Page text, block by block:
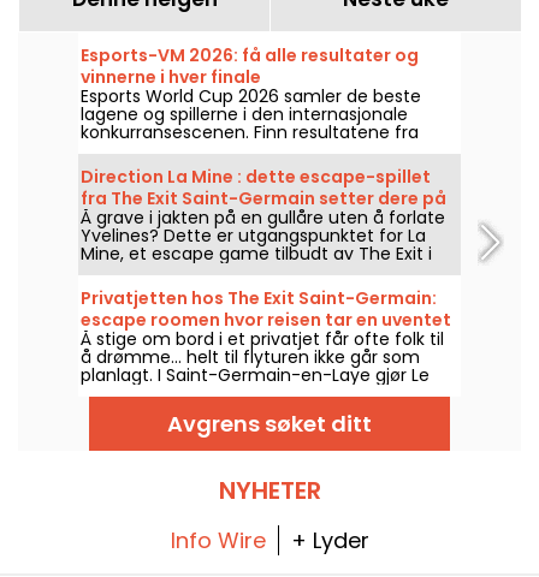
Esports-VM 2026: få alle resultater og
vinnerne i hver finale
Esports World Cup 2026 samler de beste
lagene og spillerne i den internasjonale
konkurransescenen. Finn resultatene fra
finalene, poengene, vinnerne av hver
turnering og kalenderen for de neste
kampene.
Direction La Mine : dette escape-spillet
fra The Exit Saint-Germain setter dere på
sporet av en glemt skatt
Å grave i jakten på en gullåre uten å forlate
Yvelines? Dette er utgangspunktet for La
Mine, et escape game tilbudt av The Exit i
Saint-Germain-en-Laye, hvor laget ditt drar
ut for å utforske en gammel gruve.
Privatjetten hos The Exit Saint-Germain:
escape roomen hvor reisen tar en uventet
vending
Å stige om bord i et privatjet får ofte folk til
å drømme... helt til flyturen ikke går som
planlagt. I Saint-Germain-en-Laye gjør Le
Jet Privé fra The Exit dette scenariet om til
et escape room som et lag må løse.
Avgrens søket ditt
NYHETER
Info Wire + Lyder